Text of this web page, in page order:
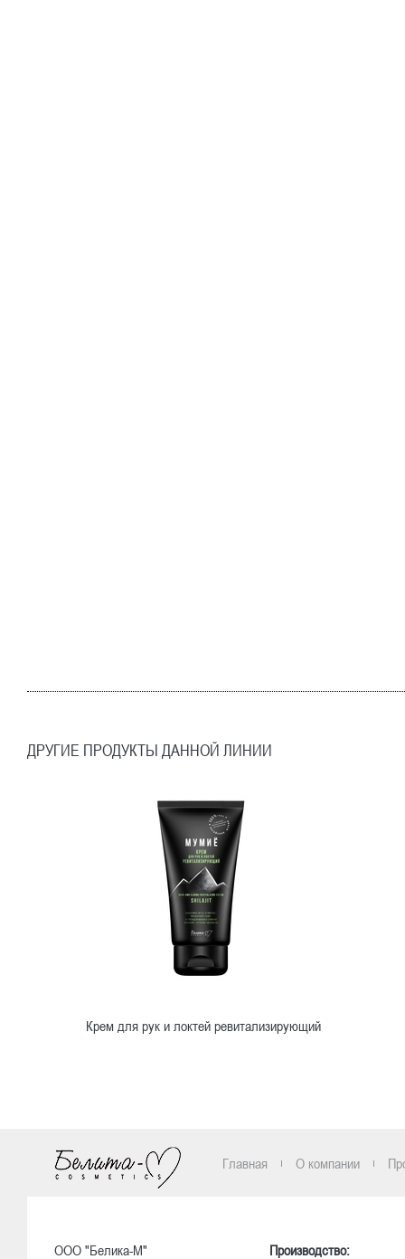
ДРУГИЕ ПРОДУКТЫ ДАННОЙ ЛИНИИ
Крем для рук и локтей ревитализирующий
Главная О компании
ООО "Белика-М"
Производство: